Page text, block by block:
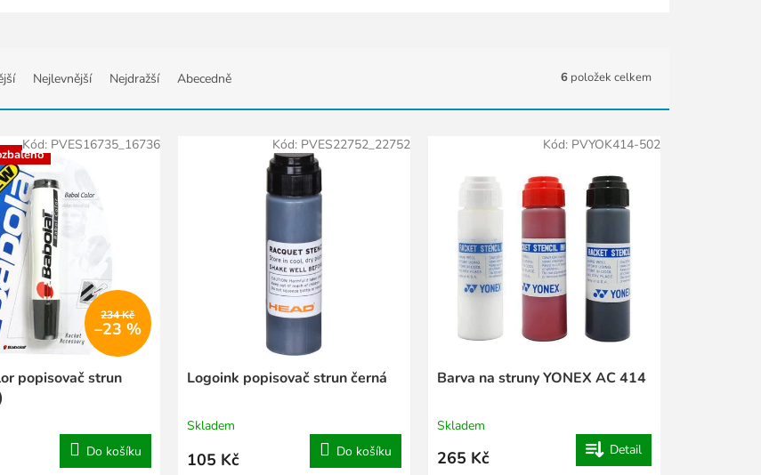
Nejlevnější Nejdražší Abecedně 6 položek celkem
234 Kč
–23 %
popisovač strun
Do košíku
Kód: PVES16735_16736
Logoink popisovač strun černá
Skladem
105 Kč Do košíku
Kód: PVES22752_22752
Barva na struny YONEX AC 414
Skladem
265 Kč Detail
Kód: PVYOK414-502